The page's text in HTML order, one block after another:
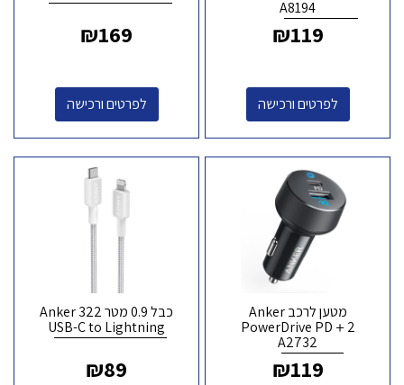
A8194
₪119
לפרטים ורכישה
₪169
לפרטים ורכישה
מטען לרכב Anker
PowerDrive PD＋2
A2732
₪119
כבל 0.9 מטר Anker 322
USB-C to Lightning
₪89